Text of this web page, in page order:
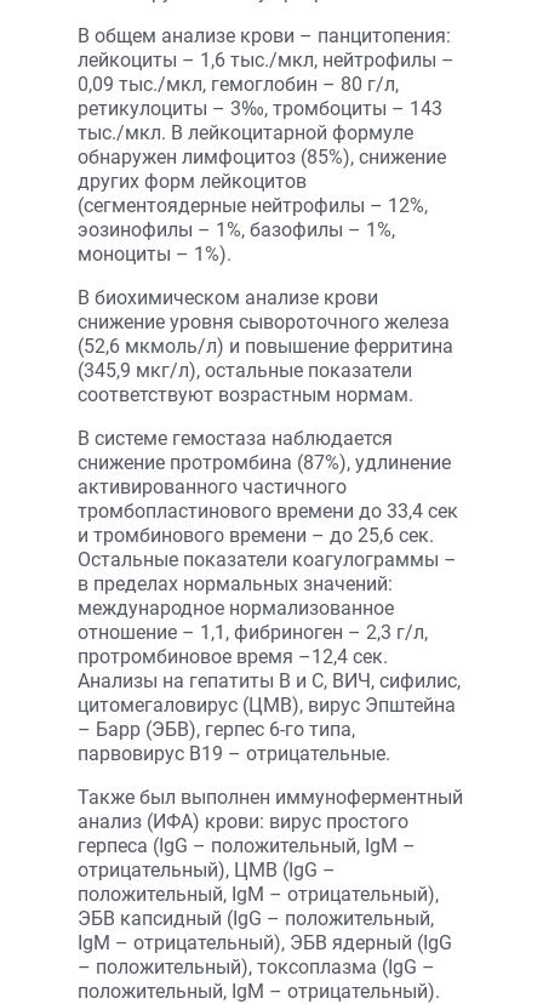
В общем анализе крови – панцитопения:
лейкоциты – 1,6 тыс./мкл, нейтрофилы –
0,09 тыс./мкл, гемоглобин – 80 г/л,
ретикулоциты – 3‰, тромбоциты – 143
тыс./мкл. В лейкоцитарной формуле
обнаружен лимфоцитоз (85%), снижение
других форм лейкоцитов
(сегментоядерные нейтрофилы – 12%,
эозинофилы – 1%, базофилы – 1%,
моноциты – 1%).
В биохимическом анализе крови
снижение уровня сывороточного железа
(52,6 мкмоль/л) и повышение ферритина
(345,9 мкг/л), остальные показатели
соответствуют возрастным нормам.
В системе гемостаза наблюдается
снижение протромбина (87%), удлинение
активированного частичного
тромбопластинового времени до 33,4 сек
и тромбинового времени – до 25,6 сек.
Остальные показатели коагулограммы –
в пределах нормальных значений:
международное нормализованное
отношение – 1,1, фибриноген – 2,3 г/л,
протромбиновое время –12,4 сек.
Анализы на гепатиты В и С, ВИЧ, сифилис,
цитомегаловирус (ЦМВ), вирус Эпштейна
– Барр (ЭБВ), герпес 6-го типа,
парвовирус В19 – отрицательные.
Также был выполнен иммуноферментный
анализ (ИФА) крови: вирус простого
герпеса (IgG – положительный, IgM –
отрицательный), ЦМВ (IgG –
положительный, IgM – отрицательный),
ЭБВ капсидный (IgG – положительный,
IgM – отрицательный), ЭБВ ядерный (IgG
– положительный), токсоплазма (IgG –
положительный, IgM – отрицательный).